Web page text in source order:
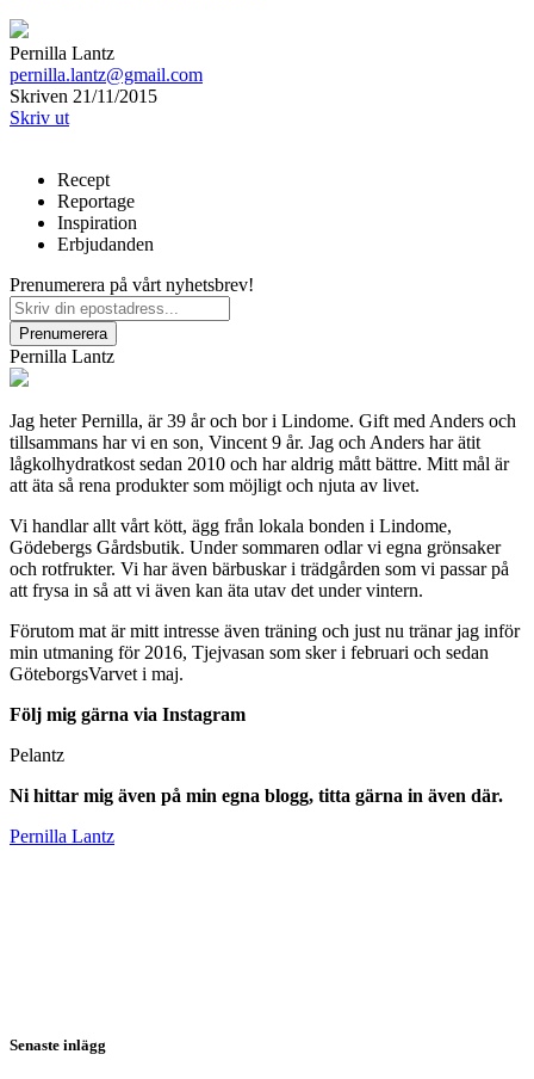
Pernilla Lantz
pernilla.lantz@gmail.com
Skriven 21/11/2015
Skriv ut
Recept
Reportage
Inspiration
Erbjudanden
Prenumerera på vårt nyhetsbrev!
Pernilla Lantz
Jag heter Pernilla, är 39 år och bor i Lindome. Gift med Anders och
tillsammans har vi en son, Vincent 9 år. Jag och Anders har ätit
lågkolhydratkost sedan 2010 och har aldrig mått bättre. Mitt mål är
att äta så rena produkter som möjligt och njuta av livet.
Vi handlar allt vårt kött, ägg från lokala bonden i Lindome,
Gödebergs Gårdsbutik. Under sommaren odlar vi egna grönsaker
och rotfrukter. Vi har även bärbuskar i trädgården som vi passar på
att frysa in så att vi även kan äta utav det under vintern.
Förutom mat är mitt intresse även träning och just nu tränar jag inför
min utmaning för 2016, Tjejvasan som sker i februari och sedan
GöteborgsVarvet i maj.
Följ mig gärna via Instagram
Pelantz
Ni hittar mig även på min egna blogg, titta gärna in även där.
Pernilla Lantz
Senaste inlägg